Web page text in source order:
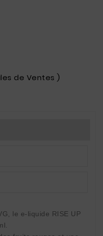
de Ventes )
le e-liquide RISE UP